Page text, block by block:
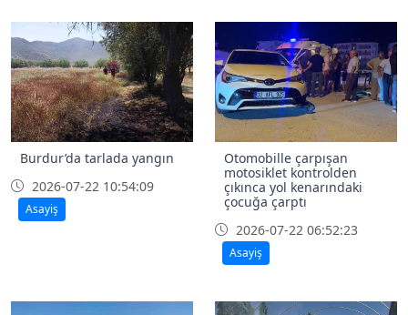
Burdur’da tarlada yangın
2026-07-22 10:54:09
Asayiş
Otomobille çarpışan
motosiklet kontrolden
çıkınca yol kenarındaki
çocuğa çarptı
2026-07-22 06:52:23
Asayiş